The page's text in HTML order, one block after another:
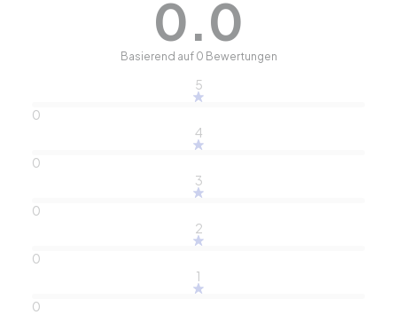
0.0
Basierend auf 0 Bewertungen
5
0
4
0
3
0
2
0
1
0